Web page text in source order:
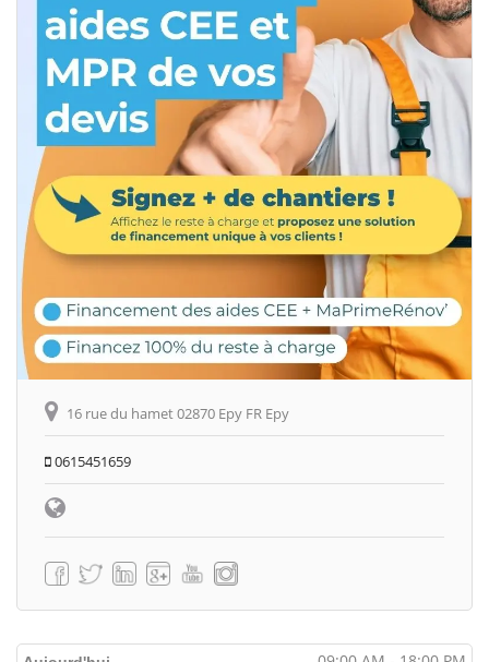
16 rue du hamet 02870 Epy FR Epy
0615451659